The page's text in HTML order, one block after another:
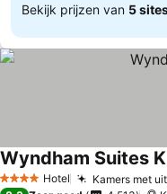
Bekijk prijzen van 5
4 SterrenHotel Kamers met
Wyndham Suites